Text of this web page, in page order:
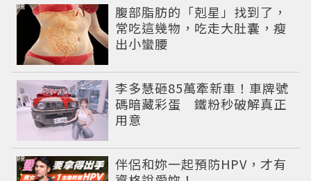
腹部脂肪的「剋星」找到了，
常吃這幾物，吃走大肚囊，瘦
出小蠻腰
PR
李多慧砸85萬牽新車！車牌號
碼暗藏彩蛋 鐵粉秒破解真正
用意
伴侶和妳一起預防HPV，才有
PR